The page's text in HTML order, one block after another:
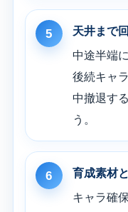
5 天井まで
中途半端
後続キャ
中撤退す
う。
6 育成素材
キャラ確